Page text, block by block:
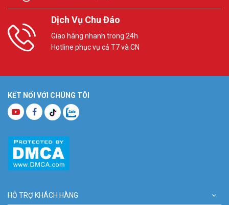
Dịch Vụ Chu Đáo
Giao hàng nhanh trong 24h
Hotline phục vụ cả T7 và CN
KẾT NỐI VỚI CHÚNG TÔI
HỖ TRỢ KHÁCH HÀNG